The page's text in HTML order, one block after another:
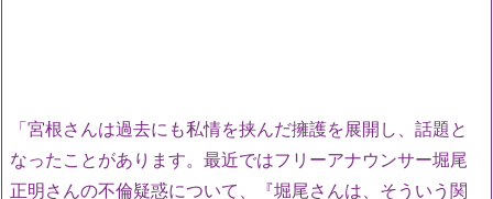
「宮根さんは過去にも私情を挟んだ擁護を展開し、話題と
なったことがあります。最近ではフリーアナウンサー堀尾
正明さんの不倫疑惑について、『堀尾さんは、そういう関